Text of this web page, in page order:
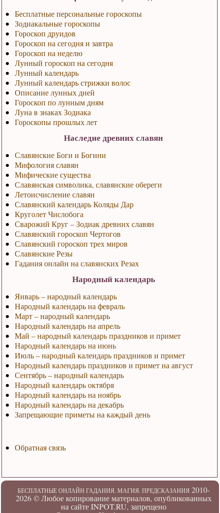
Бесплатные персональные гороскопы
Зодиакальные гороскопы
Гороскоп друидов
Гороскоп на сегодня и завтра
Гороскоп на неделю
Лунный гороскоп на сегодня
Лунный календарь
Лунный календарь стрижки волос
Описание лунных дней
Гороскоп по лунным дням
Луна в знаках Зодиака
Гороскопы прошлых лет
Наследие древних славян
Славянские Боги и Богини
Мифология славян
Мифические существа
Славянская символика, славянские обереги
Летоисчисление славян
Славянский календарь Коляды Дар
Круголет Числобога
Сварожий Круг – Зодиак древних славян
Славянский гороскоп Чертогов
Славянский гороскоп трех миров
Славянские Резы
Гадания онлайн на славянских Резах
Народный календарь
Январь – народный календарь
Народный календарь на февраль
Март – народный календарь
Народный календарь на апрель
Май – народный календарь праздников и примет
Народный календарь на июнь
Июль – народный календарь праздников и примет
Народный календарь праздников и примет на август
Сентябрь – народный календарь
Народный календарь октября
Народный календарь на ноябрь
Народный календарь на декабрь
Запрещающие приметы на каждый день
Обратная связь
БЕСПЛАТНЫЕ ОНЛАЙН ГАДАНИЯ. МАГИЯ. ПРЕДСКАЗАНИЯ2010-
2026 ©Любое копирование материалов, опубликованных
на сайте INPOT.RU, запрещено